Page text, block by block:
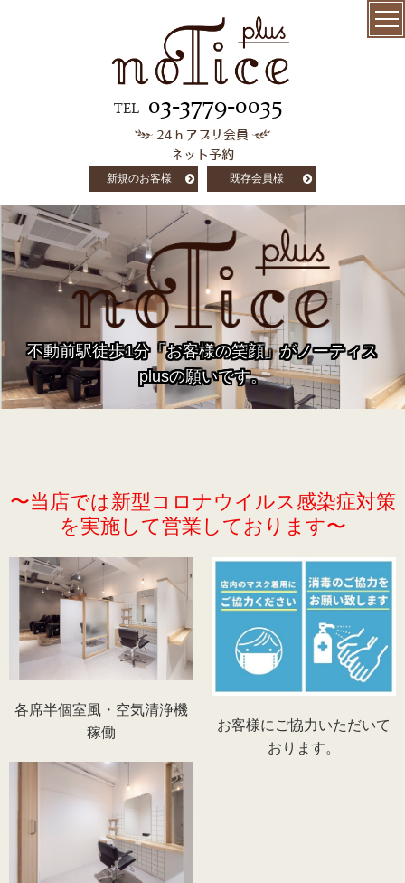
TEL 03-3779-0035
24ｈアプリ会員
ネット予約
新規のお客様 既存会員様
salon info
concept
customer voice
staff
不動前駅徒歩1分「お客様の笑顔」がノーティス
plusの願いです。
〜当店では新型コロナウイルス感染症対策
を実施して営業しております〜
お客様にご協力いただいて
おります。
各席半個室風・空気清浄機
稼働